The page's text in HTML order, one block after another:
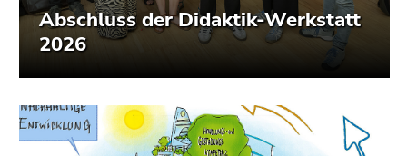
Abschluss der Didaktik-Werkstatt
2026